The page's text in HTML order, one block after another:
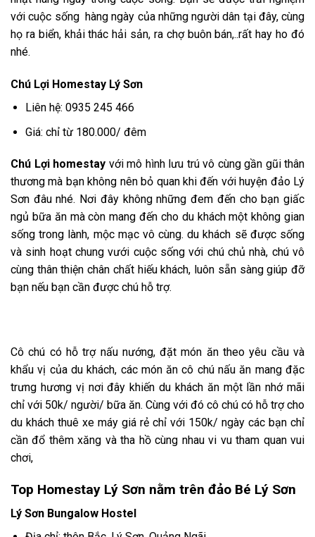
với cuộc sống hàng ngày của những người dân tại đây, cùng
họ ra biển, khải thác hải sản, ra chợ buôn bán,..rất hay ho đó
nhé.
Chú Lợi Homestay Lý Sơn
Liên hệ: 0935 245 466
Giá: chỉ từ 180.000/ đêm
Chú Lợi homestay với mô hình lưu trú vô cùng gần gũi thân
thương mà bạn không nên bỏ quan khi đến với huyện đảo Lý
Sơn đâu nhé. Nơi đây không những đem đến cho bạn giấc
ngủ bữa ăn mà còn mang đến cho du khách một không gian
sống trong lành, mộc mạc vô cùng. du khách sẽ được sống
và sinh hoạt chung vưới cuộc sống với chú chủ nhà, chú vô
cùng thân thiện chân chất hiếu khách, luôn sẵn sàng giúp đỡ
bạn nếu bạn cần được chú hỗ trợ.
Cô chú có hỗ trợ nấu nướng, đặt món ăn theo yêu cầu và
khẩu vị của du khách, các món ăn cô chú nấu ăn mang đặc
trưng hương vị nơi đây khiến du khách ăn một lần nhớ mãi
chỉ với 50k/ người/ bữa ăn. Cùng với đó cô chú có hỗ trợ cho
du khách thuê xe máy giá rẻ chỉ với 150k/ ngày các bạn chỉ
cần đổ thêm xăng và tha hồ cùng nhau vi vu tham quan vui
chơi,
Top Homestay Lý Sơn nằm trên đảo Bé Lý Sơn
Lý Sơn Bungalow Hostel